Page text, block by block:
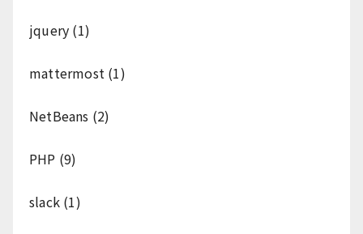
jquery (1)
mattermost (1)
NetBeans (2)
PHP (9)
slack (1)